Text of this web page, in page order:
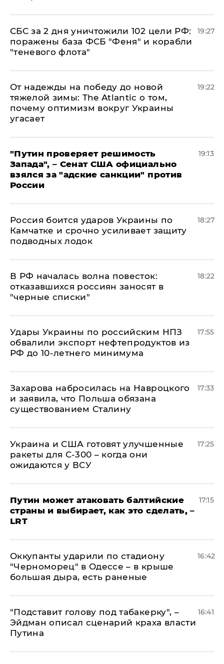
СБС за 2 дня уничтожили 102 цели РФ:
поражены база ФСБ "Феня" и корабли
"теневого флота"
19:27
От надежды на победу до новой
тяжелой зимы: The Atlantic о том,
почему оптимизм вокруг Украины
угасает
19:22
"Путин проверяет решимость
Запада", – Сенат США официально
взялся за "адские санкции" против
России
19:13
Россия боится ударов Украины по
Камчатке и срочно усиливает защиту
подводных лодок
18:27
​В РФ началась волна повесток:
отказавшихся россиян заносят в
"черные списки"
18:22
Удары Украины по российским НПЗ
обвалили экспорт нефтепродуктов из
РФ до 10-летнего минимума
17:55
​Захарова набросилась на Навроцкого
и заявила, что Польша обязана
существованием Сталину
17:33
Украина и США готовят улучшенные
ракеты для С-300 – когда они
ожидаются у ВСУ
17:25
Путин может атаковать балтийские
страны и выбирает, как это сделать, –
LRT
17:15
Оккупанты ударили по стадиону
"Черноморец" в Одессе – в крыше
большая дыра, есть раненые
16:42
​"Подставит голову под табакерку", –
Эйдман описал сценарий краха власти
Путина
16:41